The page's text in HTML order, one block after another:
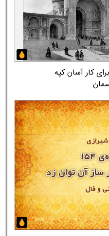
کار آسان کپه